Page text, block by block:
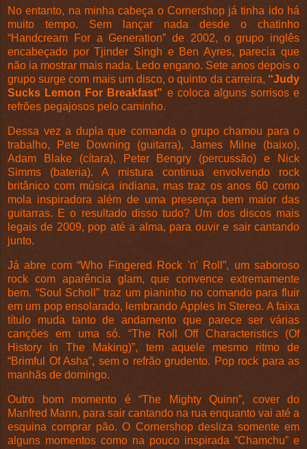
No entanto, na minha cabeça o Cornershop já tinha ido há
muito tempo. Sem lançar nada desde o chatinho
“Handcream For a Generation” de 2002, o grupo inglês
encabeçado por Tjinder Singh e Ben Ayres, parecia que
não ia mostrar mais nada. Ledo engano. Sete anos depois o
grupo surge com mais um disco, o quinto da carreira, “Judy
Sucks Lemon For Breakfast” e coloca alguns sorrisos e
refrões pegajosos pelo caminho.
Dessa vez a dupla que comanda o grupo chamou para o
trabalho, Pete Downing (guitarra), James Milne (baixo),
Adam Blake (cítara), Peter Bengry (percussão) e Nick
Simms (bateria). A mistura continua envolvendo rock
britânico com música indiana, mas traz os anos 60 como
mola inspiradora além de uma presença bem maior das
guitarras. E o resultado disso tudo? Um dos discos mais
legais de 2009, pop até a alma, para ouvir e sair cantando
junto.
Já abre com “Who Fingered Rock 'n' Roll”, um saboroso
rock com aparência glam, que convence extremamente
bem. “Soul Scholl” traz um pianinho no comando para fluir
em um pop ensolarado, lembrando Apples In Stereo. A faixa
título muda tanto de andamento que parece ser várias
canções em uma só. “The Roll Off Characteristics (Of
History In The Making)”, tem aquele mesmo ritmo de
“Brimful Of Asha”, sem o refrão grudento. Pop rock para as
manhãs de domingo.
Outro bom momento é “The Mighty Quinn”, cover do
Manfred Mann, para sair cantando na rua enquanto vai até a
esquina comprar pão. O Cornershop desliza somente em
alguns momentos como na pouco inspirada “Chamchu” e